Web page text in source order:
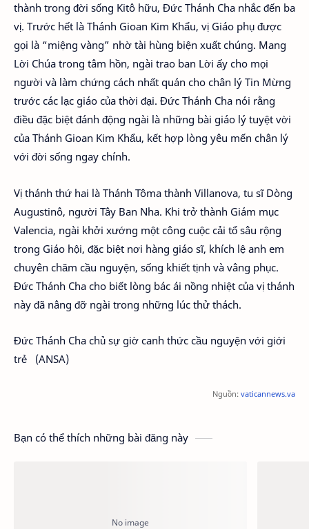
thành trong đời sống Kitô hữu, Đức Thánh Cha nhắc đến ba
vị. Trước hết là Thánh Gioan Kim Khẩu, vị Giáo phụ được
gọi là “miệng vàng” nhờ tài hùng biện xuất chúng. Mang
Lời Chúa trong tâm hồn, ngài trao ban Lời ấy cho mọi
người và làm chứng cách nhất quán cho chân lý Tin Mừng
trước các lạc giáo của thời đại. Đức Thánh Cha nói rằng
điều đặc biệt đánh động ngài là những bài giáo lý tuyệt vời
của Thánh Gioan Kim Khẩu, kết hợp lòng yêu mến chân lý
với đời sống ngay chính.
Vị thánh thứ hai là Thánh Tôma thành Villanova, tu sĩ Dòng
Augustinô, người Tây Ban Nha. Khi trở thành Giám mục
Valencia, ngài khởi xướng một công cuộc cải tổ sâu rộng
trong Giáo hội, đặc biệt nơi hàng giáo sĩ, khích lệ anh em
chuyên chăm cầu nguyện, sống khiết tịnh và vâng phục.
Đức Thánh Cha cho biết lòng bác ái nồng nhiệt của vị thánh
này đã nâng đỡ ngài trong những lúc thử thách.
Đức Thánh Cha chủ sự giờ canh thức cầu nguyện với giới
trẻ (ANSA)
Nguồn: vaticannews.va
Bạn có thể thích những bài đăng này